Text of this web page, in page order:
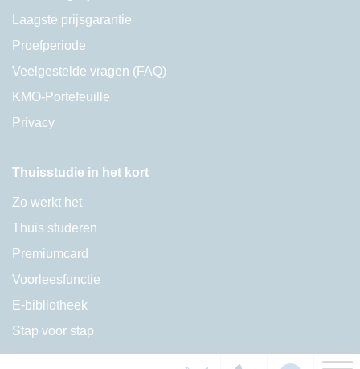
Laagste prijsgarantie
Proefperiode
Veelgestelde vragen (FAQ)
KMO-Portefeuille
Privacy
Thuisstudie in het kort
Zo werkt het
Thuis studeren
Premiumcard
Voorleesfunctie
E-bibliotheek
Stap voor stap